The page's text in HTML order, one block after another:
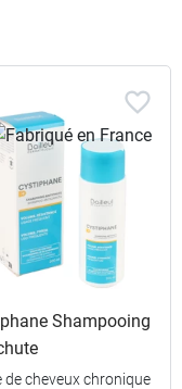
Shampooing
de cheveux chronique